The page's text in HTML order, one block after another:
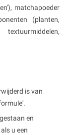
matchapoeder
(planten,
is van
en
u een